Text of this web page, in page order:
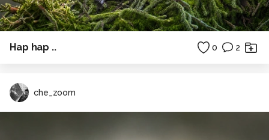
Hap hap .. 0 2
che_zoom